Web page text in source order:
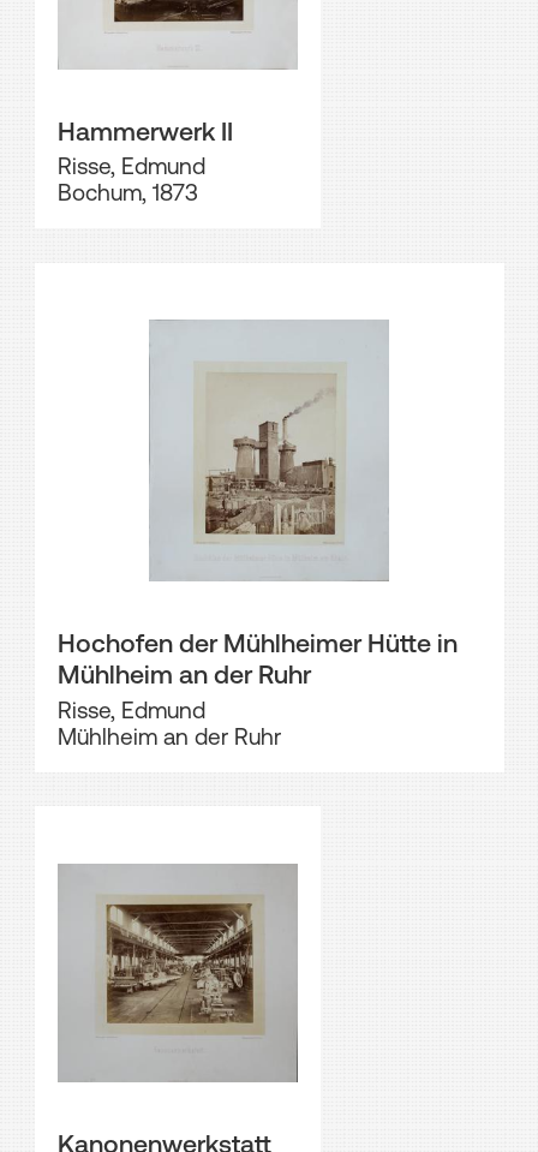
Hammerwerk II
Risse, Edmund
Bochum, 1873
Hochofen der Mühlheimer Hütte in
Mühlheim an der Ruhr
Risse, Edmund
Mühlheim an der Ruhr
Kanonenwerkstatt